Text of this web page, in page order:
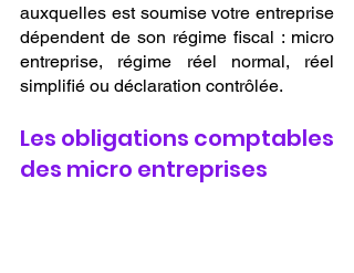
auxquelles est soumise votre entreprise
dépendent de son régime fiscal : micro
entreprise, régime réel normal, réel
simplifié ou déclaration contrôlée.
Les obligations comptables
des micro entreprises